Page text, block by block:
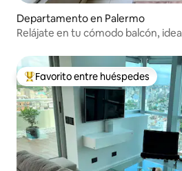
Departamento en Palermo
Relájate en tu cómodo balcón,
De los mejores en Favorito entre
Favorito entre huéspedes